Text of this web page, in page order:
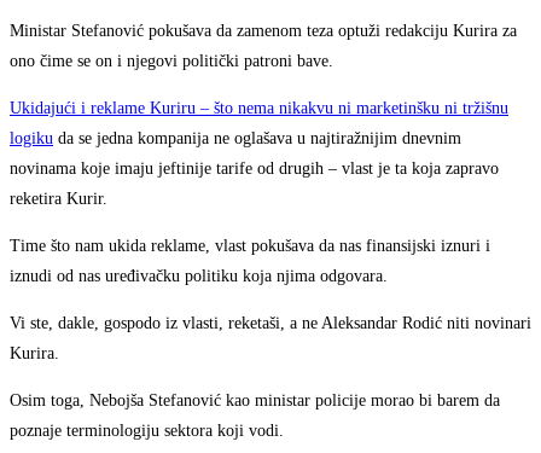
Ministar Stefanović pokušava da zamenom teza optuži redakciju Kurira za
ono čime se on i njegovi politički patroni bave.
Ukidajući i reklame Kuriru – što nema nikakvu ni marketinšku ni tržišnu
logiku da se jedna kompanija ne oglašava u najtiražnijim dnevnim
novinama koje imaju jeftinije tarife od drugih – vlast je ta koja zapravo
reketira Kurir.
Time što nam ukida reklame, vlast pokušava da nas finansijski iznuri i
iznudi od nas uređivačku politiku koja njima odgovara.
Vi ste, dakle, gospodo iz vlasti, reketaši, a ne Aleksandar Rodić niti novinari
Kurira.
Osim toga, Nebojša Stefanović kao ministar policije morao bi barem da
poznaje terminologiju sektora koji vodi.